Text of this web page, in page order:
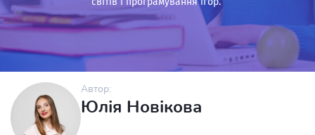
Автор:
Юлія Новікова